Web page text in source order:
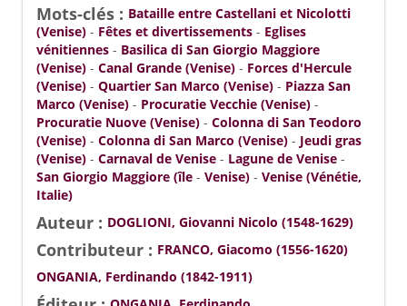
Mots-clés : Bataille entre Castellani et Nicolotti
(Venise) - Fêtes et divertissements - Eglises
vénitiennes - Basilica di San Giorgio Maggiore
(Venise) - Canal Grande (Venise) - Forces d'Hercule
(Venise) - Quartier San Marco (Venise) - Piazza San
Marco (Venise) - Procuratie Vecchie (Venise) -
Procuratie Nuove (Venise) - Colonna di San Teodoro
(Venise) - Colonna di San Marco (Venise) - Jeudi gras
(Venise) - Carnaval de Venise - Lagune de Venise -
San Giorgio Maggiore (île - Venise) - Venise (Vénétie,
Italie)
Auteur : DOGLIONI, Giovanni Nicolo (1548-1629)
Contributeur : FRANCO, Giacomo (1556-1620)
ONGANIA, Ferdinando (1842-1911)